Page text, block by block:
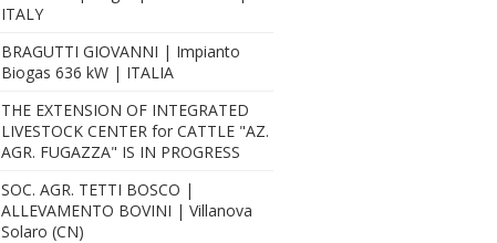
ITALY
BRAGUTTI GIOVANNI | Impianto
Biogas 636 kW | ITALIA
THE EXTENSION OF INTEGRATED
LIVESTOCK CENTER for CATTLE "AZ.
AGR. FUGAZZA" IS IN PROGRESS
SOC. AGR. TETTI BOSCO |
ALLEVAMENTO BOVINI | Villanova
Solaro (CN)